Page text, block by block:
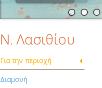
Ν. Λασιθίου
Για την περιοχή
Διαμονή